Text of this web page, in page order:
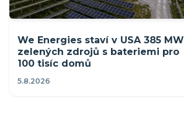
We Energies staví v USA 385 MW
zelených zdrojů s bateriemi pro
100 tisíc domů
5.8.2026